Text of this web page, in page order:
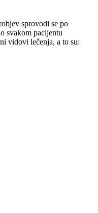
sprovodi se po
svakom pacijentu
vidovi lečenja, a to su: